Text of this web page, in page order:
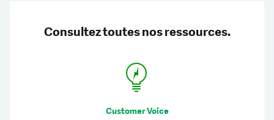
Consultez toutes nos ressources.
Customer Voice